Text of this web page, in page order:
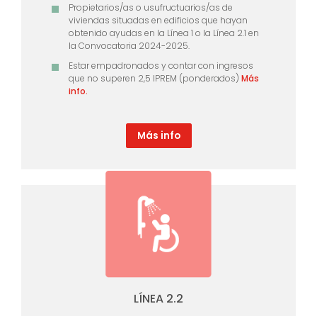
Propietarios/as o usufructuarios/as de
viviendas situadas en edificios que hayan
obtenido ayudas en la Línea 1 o la Línea 2.1 en
la Convocatoria 2024-2025.
Estar empadronados y contar con ingresos
que no superen 2,5 IPREM (ponderados)Más
info.
Más info
LÍNEA 2.2